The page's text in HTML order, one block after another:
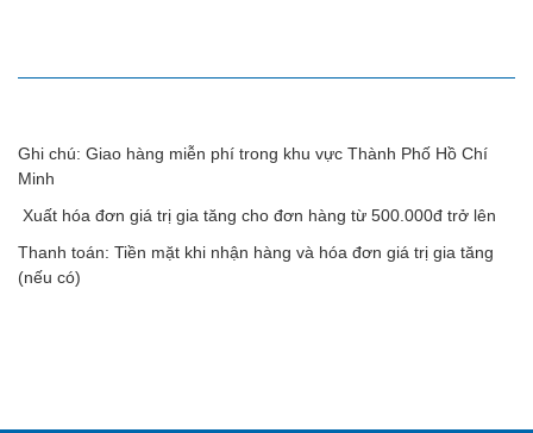
Ghi chú: Giao hàng miễn phí trong khu vực Thành Phố Hồ Chí
Minh
Xuất hóa đơn giá trị gia tăng cho đơn hàng từ 500.000đ trở lên
Thanh toán: Tiền mặt khi nhận hàng và hóa đơn giá trị gia tăng
(nếu có)